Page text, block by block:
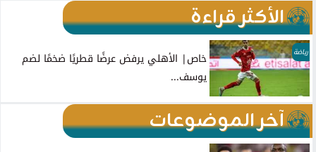
الأكثر قراءة
رياضة
خاص| الأهلي يرفض عرضًا قطريًا ضخمًا لضم
يوسف...
آخر الموضوعات